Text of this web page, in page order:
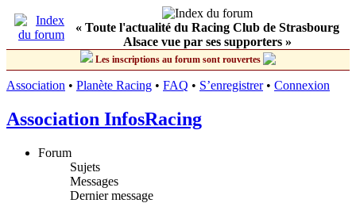
« Toute l'actualité du Racing Club de Strasbourg
Alsace vue par ses supporters »
Les inscriptions au forum sont rouvertes
Association • Planète Racing • FAQ • S’enregistrer• Connexion
Association InfosRacing
Forum
Sujets
Messages
Dernier message